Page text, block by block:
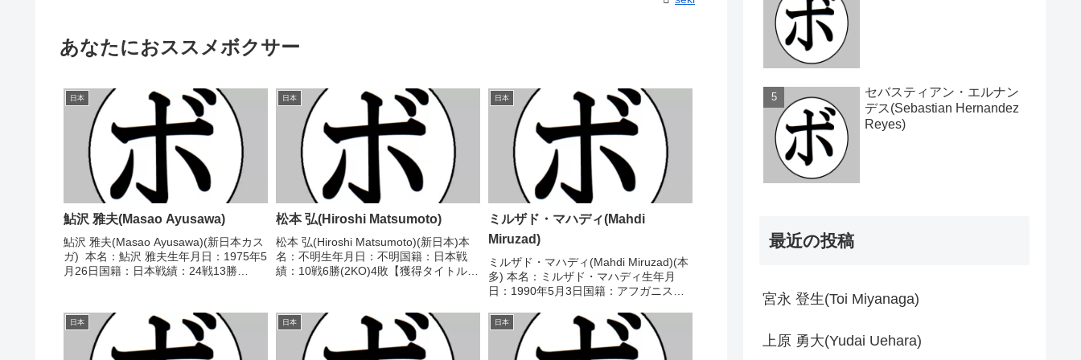
あなたにおススメボクサー
日本
鮎沢 雅夫(Masao Ayusawa)
鮎沢 雅夫(Masao Ayusawa)(新日本カス
ガ) 本名：鮎沢 雅夫生年月日：1975年5
月26日国籍：日本戦績：24戦13勝
1997/10/07 ●...
日本
松本 弘(Hiroshi Matsumoto)
松本 弘(Hiroshi Matsumoto)(新日本)本
名：不明生年月日：不明国籍：日本戦
績：10戦6勝(2KO)4敗【獲得タイトル】
人王予選1956/11/20...
日本
ミルザド・マハディ(Mahdi
Miruzad)
ミルザド・マハディ(Mahdi Miruzad)(本
多) 本名：ミルザド・マハディ生年月
日：1990年5月3日国籍：アフガニスタ
イトル】なし 【戦歴】2022/03/02
●1RTKO 石橋 勇...
日本 日本 日本
セバスティアン・エルナン
デス(Sebastian Hernandez
Reyes)
最近の投稿
宮永 登生(Toi Miyanaga)
上原 勇大(Yudai Uehara)